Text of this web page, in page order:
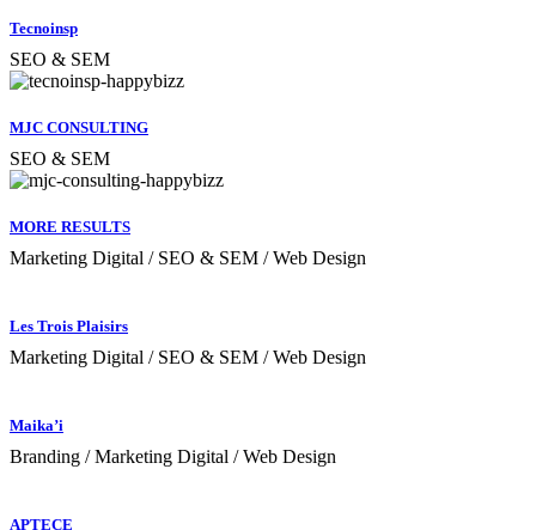
Tecnoinsp
SEO & SEM
MJC CONSULTING
SEO & SEM
MORE RESULTS
Marketing Digital / SEO & SEM / Web Design
Les Trois Plaisirs
Marketing Digital / SEO & SEM / Web Design
Maika’i
Branding / Marketing Digital / Web Design
APTECE